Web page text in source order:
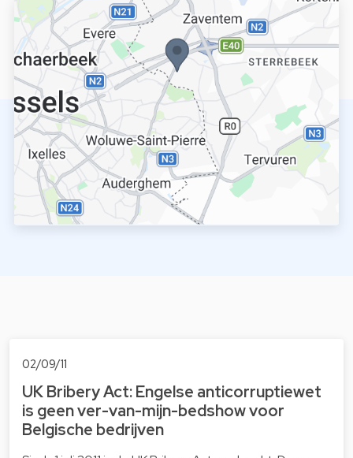
02/09/11
UK Bribery Act: Engelse anticorruptiewet
is geen ver-van-mijn-bedshow voor
Belgische bedrijven